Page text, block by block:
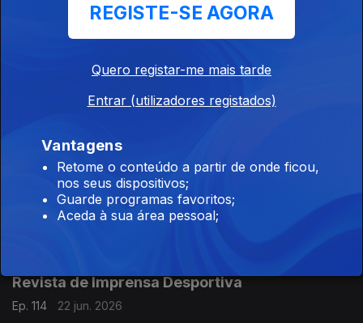
Mário Silva da Costa,
Revista de Imprensa Desportiva
24 jun. 2026
Revista de Imprensa Desportiva
Ep. 115
23 jun. 2026
Mário Silva da Costa,
Revista de Imprensa Desportiva
Ep. 114
22 jun. 2026
REGISTE-SE AGORA
Quero registar-me mais tarde
Entrar (utilizadores registados)
Vantagens
Retome o conteúdo a partir de onde ficou,
nos seus dispositivos;
Guarde programas favoritos;
Aceda à sua área pessoal;